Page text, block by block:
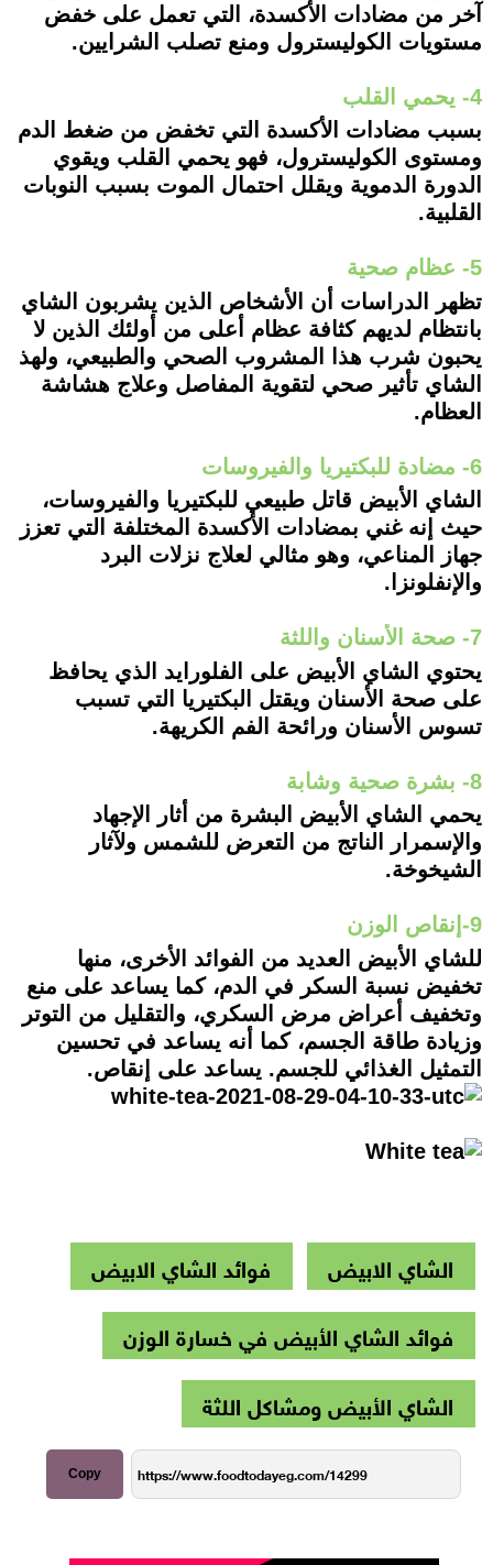
آخر من مضادات الأكسدة، التي تعمل على خفض
مستويات الكوليسترول ومنع تصلب الشرايين.
4- يحمي القلب
بسبب مضادات الأكسدة التي تخفض من ضغط الدم
ومستوى الكوليسترول، فهو يحمي القلب ويقوي
الدورة الدموية ويقلل احتمال الموت بسبب النوبات
القلبية.
5- عظام صحية
تظهر الدراسات أن الأشخاص الذين يشربون الشاي
بانتظام لديهم كثافة عظام أعلى من أولئك الذين لا
يحبون شرب هذا المشروب الصحي والطبيعي، ولهذ
الشاي تأثير صحي لتقوية المفاصل وعلاج هشاشة
العظام.
6- مضادة للبكتيريا والفيروسات
الشاي الأبيض قاتل طبيعي للبكتيريا والفيروسات،
حيث إنه غني بمضادات الأكسدة المختلفة التي تعزز
جهاز المناعي، وهو مثالي لعلاج نزلات البرد
والإنفلونزا.
7- صحة الأسنان واللثة
يحتوي الشاي الأبيض على الفلورايد الذي يحافظ
على صحة الأسنان ويقتل البكتيريا التي تسبب
تسوس الأسنان ورائحة الفم الكريهة.
8- بشرة صحية وشابة
يحمي الشاي الأبيض البشرة من أثار الإجهاد
والإسمرار الناتج من التعرض للشمس ولآثار
الشيخوخة.
9-إنقاص الوزن
للشاي الأبيض العديد من الفوائد الأخرى، منها
تخفيض نسبة السكر في الدم، كما يساعد على منع
وتخفيف أعراض مرض السكري، والتقليل من التوتر
وزيادة طاقة الجسم، كما أنه يساعد في تحسين
التمثيل الغذائي للجسم. يساعد على إنقاص.
الشاي الابيض
فوائد الشاي الابيض
فوائد الشاي الأبيض في خسارة الوزن
الشاي الأبيض ومشاكل اللثة
Copy